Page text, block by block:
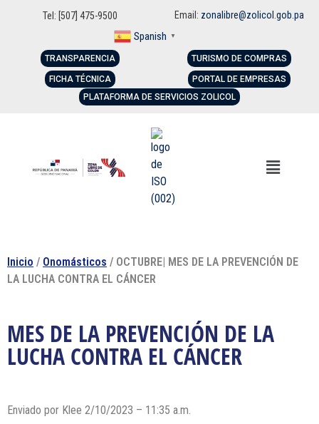
Tel: [507] 475-9500 Email: zonalibre@zolicol.gob.pa
Spanish ▼
TRANSPARENCIA
FICHA TÉCNICA
TURISMO DE COMPRAS
PORTAL DE EMPRESAS
PLATAFORMA DE SERVICIOS ZOLICOL
Inicio / Onomásticos / OCTUBRE| MES DE LA PREVENCIÓN DE
LA LUCHA CONTRA EL CÁNCER
MES DE LA PREVENCIÓN DE LA
LUCHA CONTRA EL CÁNCER
Enviado por Klee 2/10/2023 – 11:35 a.m.